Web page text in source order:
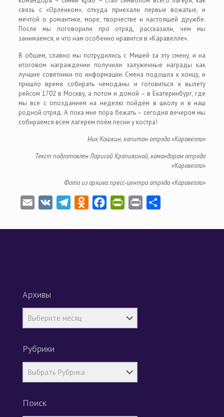
связь с «Орлёнком», откуда приехали первые вожатые, и
мечтой о романтике, море, творчестве и настоящей дружбе.
После мы поговорили про отряд, рассказали, чем мы
занимаемся, и что нам особенно нравится в «Каравелле».
В общем, славно мы потрудились с Мишей за эту смену, и на
итоговом награждении получили залуженные награды как
лучшие советники по информации. Смена подошла к концу, и
пришло время собирать чемоданы и готовиться к вылету
рейсом 1702 в Москву, а потом и домой – в Екатеринбург, где
мы все с опозданием на неделю пойдём в школу и в наш
родной отряд. А пока мне пора бежать – сегодня вечером мы
собираемся всем лагерем поём песни у костра!
Ник Кошкин, капитан отряда «Каравелла»
Текст подготовлен Ларисой Крапивиной, командором отряда
«Каравелла»
Фото из архива пресс-центра отряда «Каравелла»
Email VK TelegramOdnoklassniki
FacebookPrintFriendly
Print
Архивы
Рубрики
Поиск